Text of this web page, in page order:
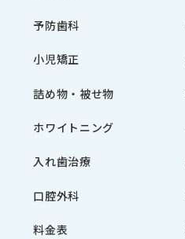
予防歯科
小児矯正
詰め物・被せ物
ホワイトニング
入れ歯治療
口腔外科
料金表